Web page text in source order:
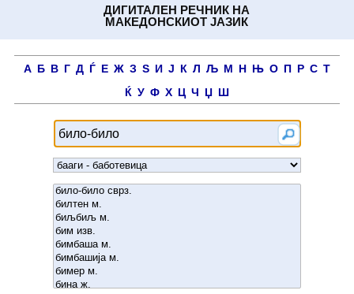
ДИГИТАЛЕН РЕЧНИК НА
МАКЕДОНСКИОТ ЈАЗИК
А Б В Г Д Ѓ Е Ж З Ѕ И Ј К Л Љ М Н Њ О П Р С Т
Ќ У Ф Х Ц Ч Џ Ш